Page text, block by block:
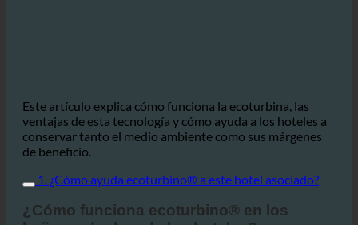
Este artículo explica cómo funciona la ecoturbina, las
ventajas de esta tecnología y cómo ayuda a los hoteles a
conservar tanto el medio ambiente como sus márgenes
de beneficio.
1. ¿Cómo ayuda ecoturbino® a este hotel asociado?